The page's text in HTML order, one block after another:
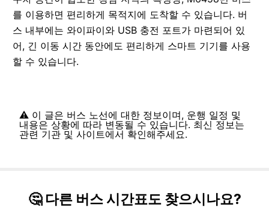
를 이용하면 편리하게 목적지에 도착할 수 있습니다. 버
스 내부에는 와이파이와 USB 충전 포트가 마련되어 있
어, 긴 이동 시간 동안에도 편리하게 스마트 기기를 사용
할 수 있습니다.
⚠️ 이 글은 버스 노선에 대한 정보이며, 운행 일정 및
내용은 상황에 따라 변동될 수 있습니다. 최신 정보는
관련 기관 및 사이트에서 확인해주세요.
🤔 다른 버스 시간표도 찾으시나요?